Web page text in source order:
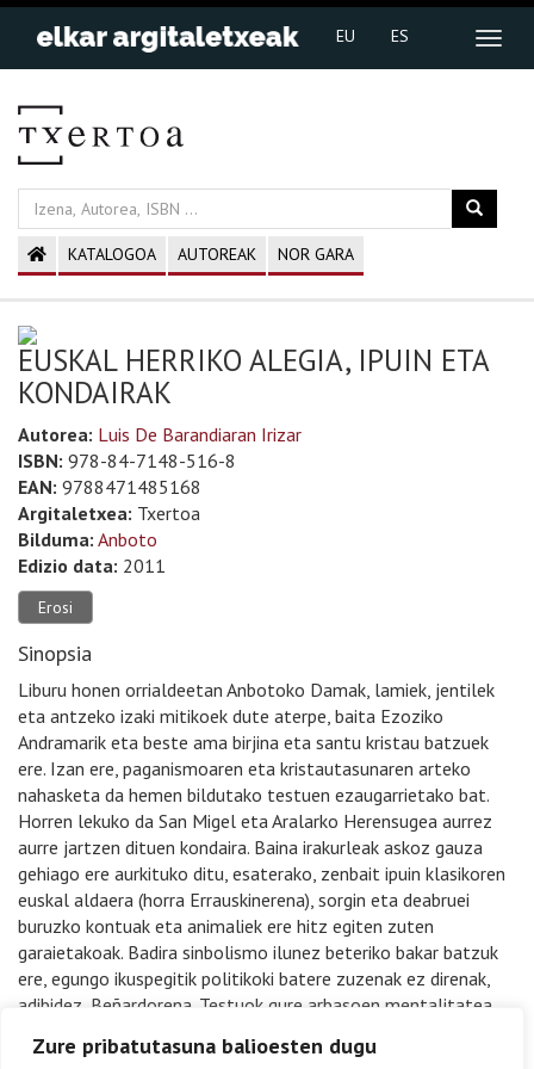
Zure pribatutasuna balioesten dugu
EU ES
KATALOGOA AUTOREAK NOR GARA
EUSKAL HERRIKO ALEGIA, IPUIN ETA
KONDAIRAK
Autorea: Luis De Barandiaran Irizar
ISBN: 978-84-7148-516-8
EAN: 9788471485168
Argitaletxea: Txertoa
Bilduma: Anboto
Edizio data: 2011
Erosi
Sinopsia
Liburu honen orrialdeetan Anbotoko Damak, lamiek, jentilek
eta antzeko izaki mitikoek dute aterpe, baita Ezoziko
Andramarik eta beste ama birjina eta santu kristau batzuek
ere. Izan ere, paganismoaren eta kristautasunaren arteko
nahasketa da hemen bildutako testuen ezaugarrietako bat.
Horren lekuko da San Migel eta Aralarko Herensugea aurrez
aurre jartzen dituen kondaira. Baina irakurleak askoz gauza
gehiago ere aurkituko ditu, esaterako, zenbait ipuin klasikoren
euskal aldaera (horra Errauskinerena), sorgin eta deabruei
buruzko kontuak eta animaliek ere hitz egiten zuten
garaietakoak. Badira sinbolismo ilunez beteriko bakar batzuk
ere, egungo ikuspegitik politikoki batere zuzenak ez direnak,
adibidez, Beñardorena. Testuok gure arbasoen mentalitatea
beharbada, batez ere– oso irakurketa erraz eta atsegina